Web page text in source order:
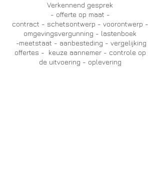
Verkennend gesprek
- offerte op maat -
contract - schetsontwerp - voorontwerp -
omgevingsvergunning - lastenboek
-meetstaat - aanbesteding - vergelijking
offertes - keuze aannemer - controle op
de uitvoering - oplevering